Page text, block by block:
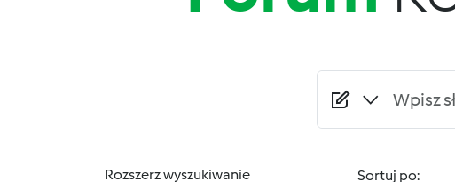
Rozszerz wyszukiwanie
Sortuj po: